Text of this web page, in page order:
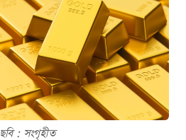
ছবি : সংগৃহীত